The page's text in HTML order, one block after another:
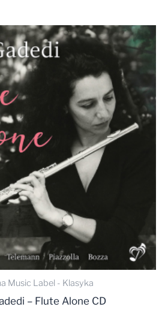
Music Label - Klasyka
– Flute Alone CD